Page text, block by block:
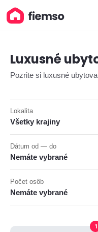
Luxusné
Pozrite si luxusné
Lokalita
Všetky krajiny
Dátum od — do
Nemáte vybrané
Počet osôb
Nemáte vybrané
1